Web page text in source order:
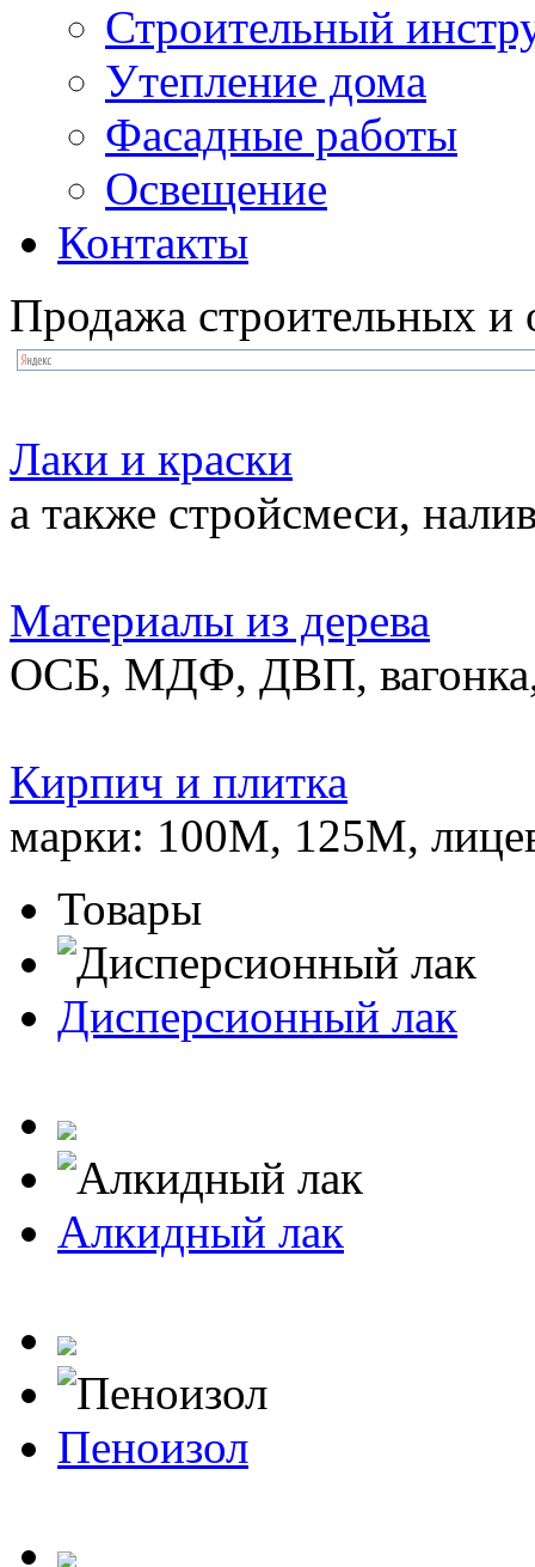
Строительный
Утепление дома
Фасадные работы
Освещение
Контакты
Продажа строительных и
Лаки и краски
а также стройсмеси,
Материалы из дерева
ОСБ, МДФ, ДВП,
Кирпич и плитка
марки: 100М, 125М,
Товары
Дисперсионный лак
Алкидный лак
Пеноизол